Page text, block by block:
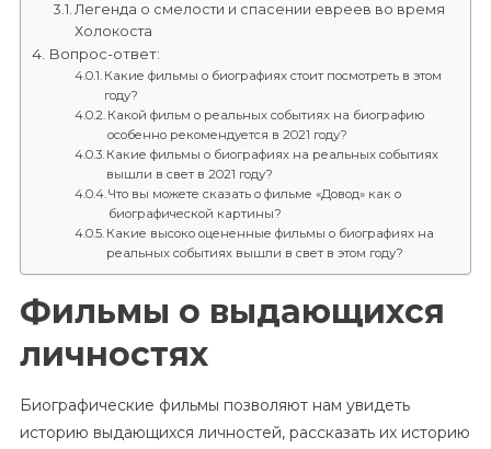
Легенда о смелости и спасении евреев во время
Холокоста
Вопрос-ответ:
Какие фильмы о биографиях стоит посмотреть в этом
году?
Какой фильм о реальных событиях на биографию
особенно рекомендуется в 2021 году?
Какие фильмы о биографиях на реальных событиях
вышли в свет в 2021 году?
Что вы можете сказать о фильме «Довод» как о
биографической картины?
Какие высоко оцененные фильмы о биографиях на
реальных событиях вышли в свет в этом году?
Фильмы о выдающихся
личностях
Биографические фильмы позволяют нам увидеть
историю выдающихся личностей, рассказать их историю